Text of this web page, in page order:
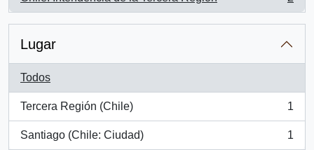
, 2 resultados
Lugar
Todos
Tercera Región (Chile)
, 1 resultados
1
Santiago (Chile: Ciudad)
, 1 resultados
1